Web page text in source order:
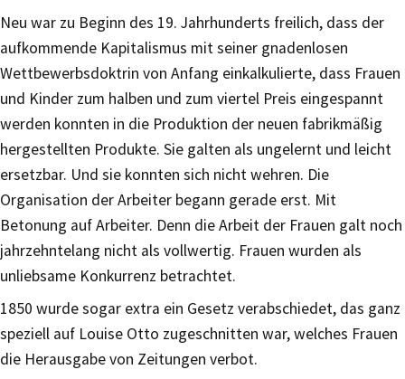
Neu war zu Beginn des 19. Jahrhunderts freilich, dass der
aufkommende Kapitalismus mit seiner gnadenlosen
Wettbewerbsdoktrin von Anfang einkalkulierte, dass Frauen
und Kinder zum halben und zum viertel Preis eingespannt
werden konnten in die Produktion der neuen fabrikmäßig
hergestellten Produkte. Sie galten als ungelernt und leicht
ersetzbar. Und sie konnten sich nicht wehren. Die
Organisation der Arbeiter begann gerade erst. Mit
Betonung auf Arbeiter. Denn die Arbeit der Frauen galt noch
jahrzehntelang nicht als vollwertig. Frauen wurden als
unliebsame Konkurrenz betrachtet.
1850 wurde sogar extra ein Gesetz verabschiedet, das ganz
speziell auf Louise Otto zugeschnitten war, welches Frauen
die Herausgabe von Zeitungen verbot.